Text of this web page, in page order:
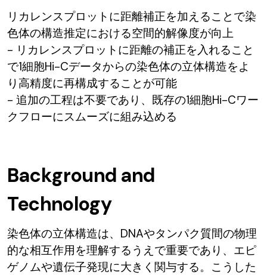
リカレンスプロットに距離補正を加えることで染
色体の構造推定における空間的解像度が向上
- リカレンスプロットに距離の補正を入れること
で1細胞Hi-Cデータからの染色体の立体構造をよ
り高精度に再構成することが可能
- 追加の工程は不要であり、既存の1細胞Hi-Cワー
クフローにスムーズに組み込める
Background and
Technology
染色体の立体構造は、DNAやタンパク質間の物理
的な相互作用を理解するうえで重要であり、エピ
ゲノムや遺伝子発現に大きく関与する。こうした